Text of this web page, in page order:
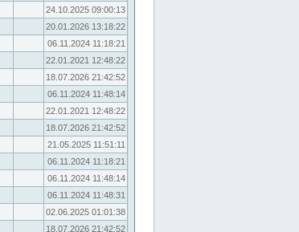
24.10.2025 09:00:13
20.01.2026 13:18:22
06.11.2024 11:18:21
22.01.2021 12:48:22
18.07.2026 21:42:52
06.11.2024 11:48:14
22.01.2021 12:48:22
18.07.2026 21:42:52
21.05.2025 11:51:11
06.11.2024 11:18:21
06.11.2024 11:48:14
06.11.2024 11:48:31
02.06.2025 01:01:38
18.07.2026 21:42:52